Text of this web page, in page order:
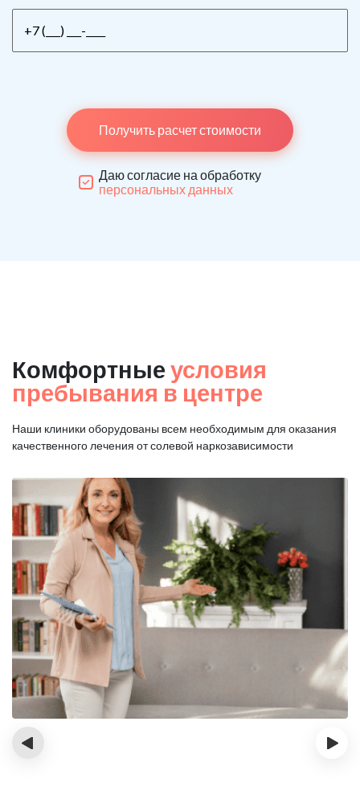
Получить расчет стоимости
Даю согласие на обработку
персональных данных
Комфортные условия
пребывания в центре
Наши клиники оборудованы всем необходимым для оказания
качественного лечения от солевой наркозависимости
‹ ›